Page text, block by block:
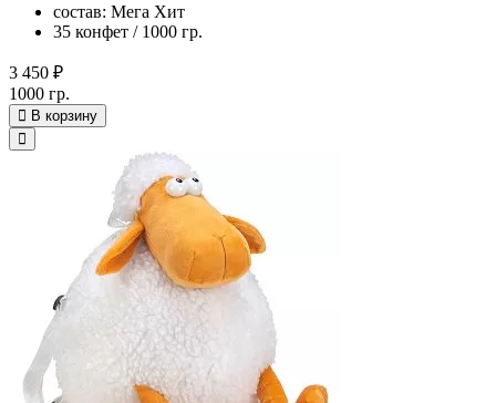
состав: Мега Хит
35 конфет / 1000 гр.
3 450 ₽
1000 гр.
В корзину